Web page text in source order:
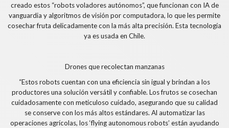
creado estos “robots voladores autónomos”, que funcionan con IA de
vanguardia y algoritmos de visión por computadora, lo que les permite
cosechar fruta delicadamente con la más alta precisión. Esta tecnología
ya es usada en Chile.
Drones que recolectan manzanas
“Estos robots cuentan con una eficiencia sin igual y brindan a los
productores una solución versátil y confiable. Los frutos se cosechan
cuidadosamente con meticuloso cuidado, asegurando que su calidad
se conserve con los más altos estándares. Al automatizar las
operaciones agrícolas, los ‘flying autonomous robots’ están ayudando